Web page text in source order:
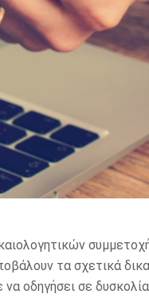
τα σχετικά
οδηγήσει σε